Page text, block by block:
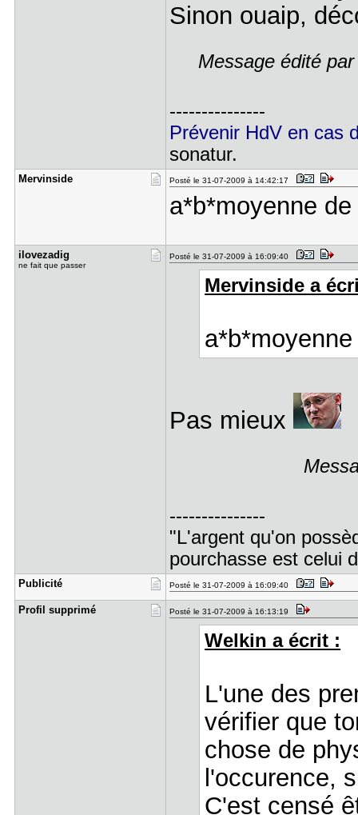
Sinon ouaip,
Message édité
---------------
Prévenir HdV en cas
sonatur.
Mervinside Posté le 31-07-2009 à 14:42:17
a*b*moyenne
ilovezadig
ne fait que passer
Posté le 31-07-2009 à 16:09:40
Mervinside a
Pas mieux
---------------
"L'argent qu'on
pourchasse est celui
Publicité Posté le 31-07-2009 à 16:09:40
Profil sup​primé Posté le 31-07-2009 à 16:13:19
Welkin a écrit :
L'une des
vérifier que
chose de
l'occurence,
C'est censé